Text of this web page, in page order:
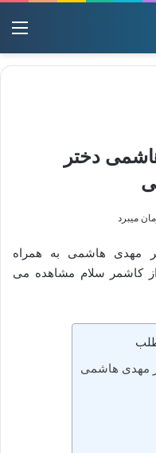
دختر
مهدی هاشمی به همراه
کاشمر سلام مشاهده می
مهدی هاشمی